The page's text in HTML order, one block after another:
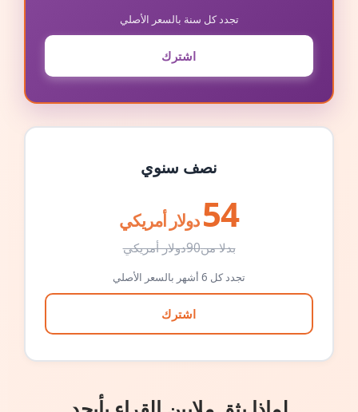
تجدد كل سنة بالسعر الأصلي
اشترك
نصف سنوي
54 دولار أمريكي
بدلا من90دولار أمريكي
تجدد كل 6 أشهر بالسعر الأصلي
اشترك